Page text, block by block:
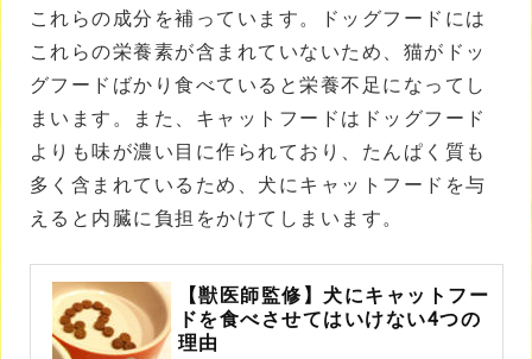
これらの成分を補っています。ドッグフードには
これらの栄養素が含まれていないため、猫がドッ
グフードばかり食べていると栄養不足になってし
まいます。また、キャットフードはドッグフード
よりも味が濃い目に作られており、たんぱく質も
多く含まれているため、犬にキャットフードを与
えると内臓に負担をかけてしまいます。
【獣医師監修】犬にキャットフー
ドを食べさせてはいけない4つの
理由